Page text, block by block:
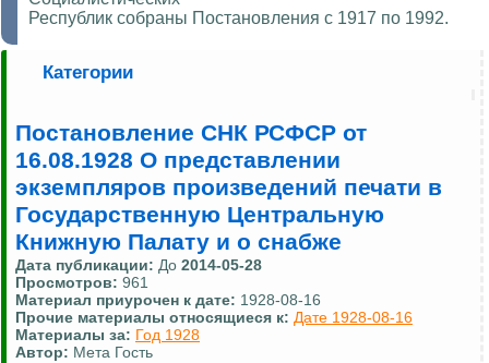
Республик собраны Постановления с 1917 по 1992.
Категории
Постановление СНК РСФСР от
16.08.1928 О представлении
экземпляров произведений печати в
Государственную Центральную
Книжную Палату и о снабже
Дата публикации: До 2014-05-28
Просмотров: 961
Материал приурочен к дате: 1928-08-16
Прочие материалы относящиеся к: Дате 1928-08-16
Материалы за: Год 1928
Автор: Мета Гость